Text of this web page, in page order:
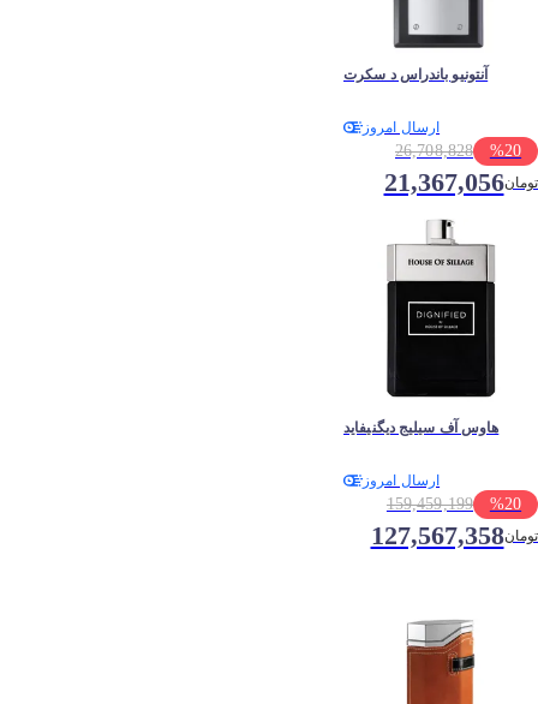
آنتونیو باندراس د سکرت
ارسال امروز
26,708,828 %20
21,367,056تومان
هاوس آف سیلیج دیگنیفاید
ارسال امروز
159,459,199 %20
127,567,358تومان